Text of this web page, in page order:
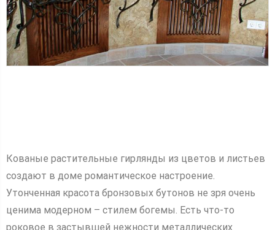
Кованые растительные гирлянды из цветов и листьев
создают в доме романтическое настроение.
Утонченная красота бронзовых бутонов не зря очень
ценима модерном – стилем богемы. Есть что-то
роковое в застывшей нежности металлических